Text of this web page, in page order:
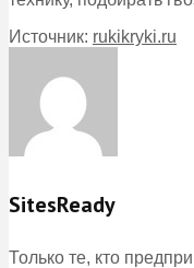
Источник: rukikryki.ru
SitesReady
Только те, кто